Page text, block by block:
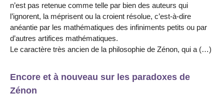
n’est pas retenue comme telle par bien des auteurs qui
l’ignorent, la méprisent ou la croient résolue, c’est-à-dire
anéantie par les mathématiques des infiniments petits ou par
d’autres artifices mathématiques.
Le caractère très ancien de la philosophie de Zénon, qui a (…)
Encore et à nouveau sur les paradoxes de
Zénon